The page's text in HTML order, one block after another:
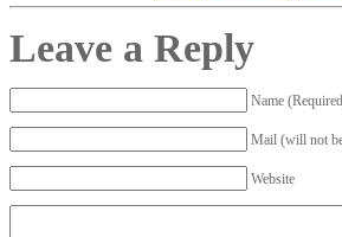
Leave a Reply
Name
Mail (will not
Website